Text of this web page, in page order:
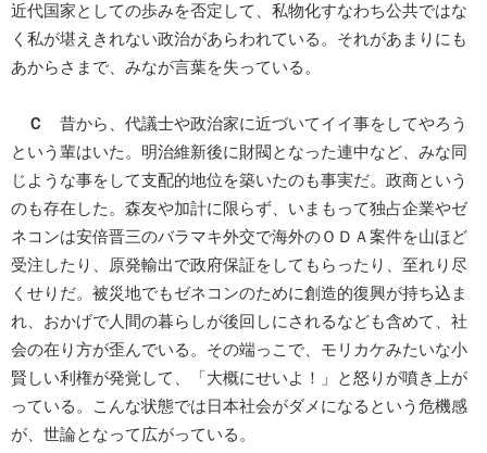
近代国家としての歩みを否定して、私物化すなわち公共ではな
く私が堪えきれない政治があらわれている。それがあまりにも
あからさまで、みなが言葉を失っている。
Ｃ
昔から、代議士や政治家に近づいてイイ事をしてやろう
という輩はいた。明治維新後に財閥となった連中など、みな同
じような事をして支配的地位を築いたのも事実だ。政商という
のも存在した。森友や加計に限らず、いまもって独占企業やゼ
ネコンは安倍晋三のバラマキ外交で海外のＯＤＡ案件を山ほど
受注したり、原発輸出で政府保証をしてもらったり、至れり尽
くせりだ。被災地でもゼネコンのために創造的復興が持ち込ま
れ、おかげで人間の暮らしが後回しにされるなども含めて、社
会の在り方が歪んでいる。その端っこで、モリカケみたいな小
賢しい利権が発覚して、「大概にせいよ！」と怒りが噴き上が
っている。こんな状態では日本社会がダメになるという危機感
が、世論となって広がっている。